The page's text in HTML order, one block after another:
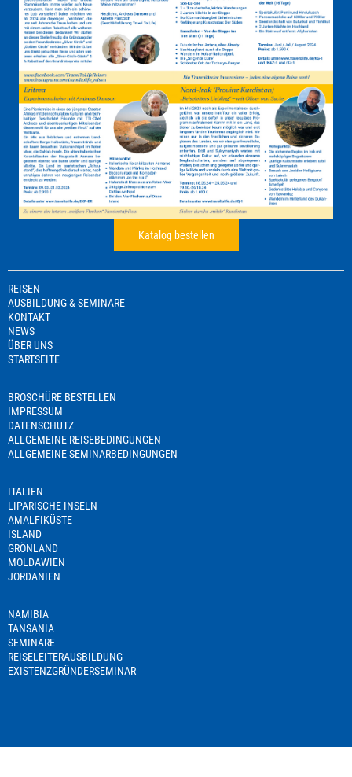
Katalog bestellen
REISEN
AUSBILDUNG & SEMINARE
KONTAKT
NEWS
ÜBER UNS
STARTSEITE
BROSCHÜRE BESTELLEN
IMPRESSUM
DATENSCHUTZ
ALLGEMEINE REISEBEDINGUNGEN
ALLGEMEINE SEMINARBEDINGUNGEN
ITALIEN
LIPARISCHE INSELN
AMALFIKÜSTE
ISLAND
GRÖNLAND
MOLDAWIEN
JORDANIEN
NAMIBIA
TANSANIA
SEMINARE
REISELEITERAUSBILDUNG
EXISTENZGRÜNDERSEMINAR